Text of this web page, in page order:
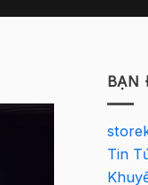
BẠN
Tin